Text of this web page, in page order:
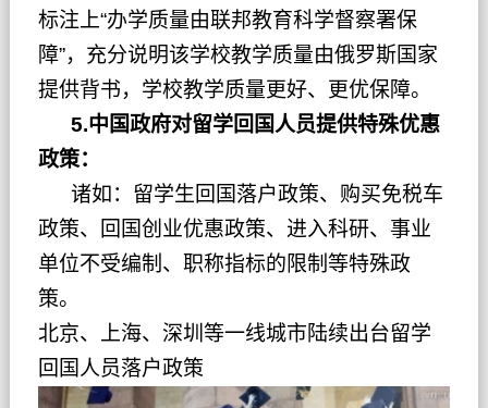
标注上“办学质量由联邦教育科学督察署保
障”，充分说明该学校教学质量由俄罗斯国家
提供背书，学校教学质量更好、更优保障。
5.中国政府对留学回国人员提供特殊优惠
政策：
诸如：留学生回国落户政策、购买免税车
政策、回国创业优惠政策、进入科研、事业
单位不受编制、职称指标的限制等特殊政
策。
北京、上海、深圳等一线城市陆续出台留学
回国人员落户政策